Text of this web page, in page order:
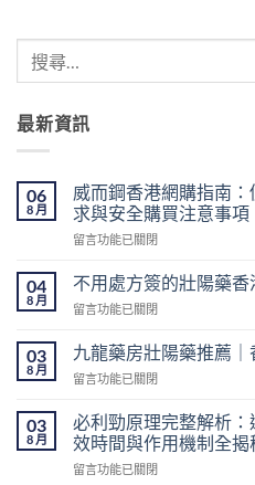
最新資訊
06
8 月
威而鋼香港網購指南
求與安全購買注意事項
在
而
鋼
香
網
購
指
價
格、
50mg
留言功能已關閉
04
8 月
不用處方簽的壯陽藥香
在
用
處
方
的
壯
藥
留言功能已關閉
03
8 月
九龍藥房壯陽藥推薦
在
龍
藥
房
壯
留言功能已關閉
03
8 月
必利勁原理完整解析
效時間與作用機制全揭
在
留言功能已關閉